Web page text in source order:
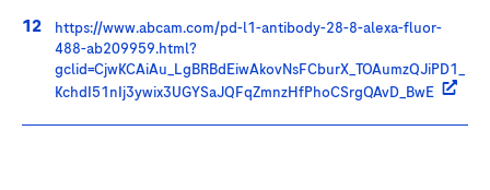
https://www.abcam.com/pd-l1-antibody-28-8-alexa-fluor-
488-ab209959.html?
gclid=CjwKCAiAu_LgBRBdEiwAkovNsFCburX_TOAumzQJiPD1_
KchdI51nIj3ywix3UGYSaJQFqZmnzHfPhoCSrgQAvD_BwE
Let op: dit formulier is niet bedoeld om de bijwerkingen van Roche
producten te melden. Indien u bijwerkingen wilt melden kunt u contact
opnemen met de afdeling Drug Safety & Medical Information van Roche
contactformulier. U kunt ook bijwerkingen melden via www.lareb.nl.